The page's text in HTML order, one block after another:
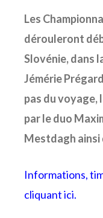
Les
dérouleront
Slovénie, dans
Jémérie
pas du voyage,
par le duo
Mestdagh ainsi
Informations,
cliquant ici.